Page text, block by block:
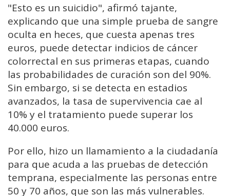
"Esto es un suicidio", afirmó tajante,
explicando que una simple prueba de sangre
oculta en heces, que cuesta apenas tres
euros, puede detectar indicios de cáncer
colorrectal en sus primeras etapas, cuando
las probabilidades de curación son del 90%.
Sin embargo, si se detecta en estadios
avanzados, la tasa de supervivencia cae al
10% y el tratamiento puede superar los
40.000 euros.
Por ello, hizo un llamamiento a la ciudadanía
para que acuda a las pruebas de detección
temprana, especialmente las personas entre
50 y 70 años, que son las más vulnerables.